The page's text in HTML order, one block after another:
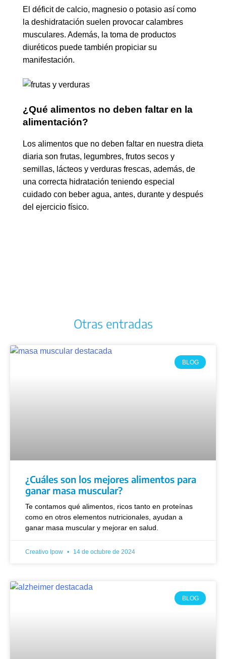
El déficit de calcio, magnesio o potasio así como
la deshidratación suelen provocar calambres
musculares. Además, la toma de productos
diuréticos puede también propiciar su
manifestación.
¿Qué alimentos no deben faltar en la
alimentación?
Los alimentos que no deben faltar en nuestra dieta
diaria son frutas, legumbres, frutos secos y
semillas, lácteos y verduras frescas, además, de
una correcta hidratación teniendo especial
cuidado con beber agua, antes, durante y después
del ejercicio físico.
Otras entradas
BLOG
¿Cuáles son los mejores alimentos para
ganar masa muscular?
Te contamos qué alimentos, ricos tanto en proteínas
como en otros elementos nutricionales, ayudan a
ganar masa muscular y mejorar en salud.
Creativo Ipow 14 de octubre de 2024
BLOG